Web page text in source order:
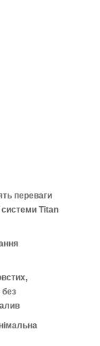
переваги
системи Titan
без